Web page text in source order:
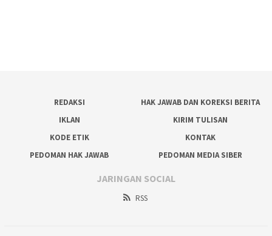
REDAKSI
HAK JAWAB DAN KOREKSI BERITA
IKLAN
KIRIM TULISAN
KODE ETIK
KONTAK
PEDOMAN HAK JAWAB
PEDOMAN MEDIA SIBER
JARINGAN SOCIAL
RSS